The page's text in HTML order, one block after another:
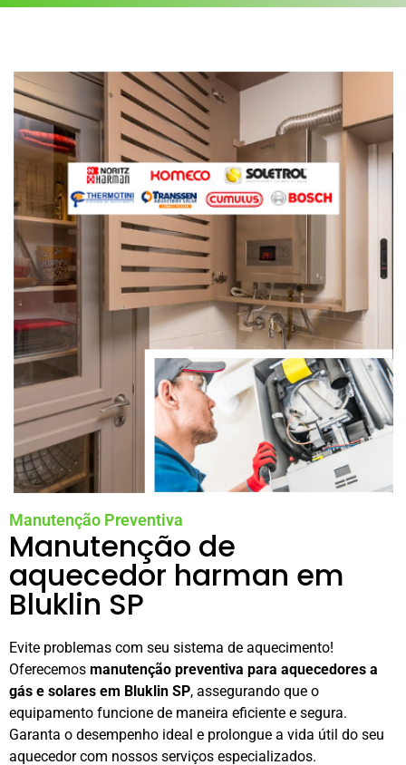
Manutenção Preventiva
Manutenção de
aquecedor harman em
Bluklin SP
Evite problemas com seu sistema de aquecimento!
Oferecemos manutenção preventiva para aquecedores a
gás e solares em Bluklin SP, assegurando que o
equipamento funcione de maneira eficiente e segura.
Garanta o desempenho ideal e prolongue a vida útil do seu
aquecedor com nossos serviços especializados.